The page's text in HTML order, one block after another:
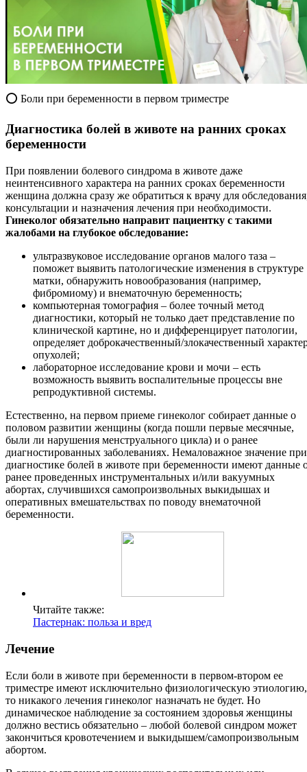
⭕ Боли при беременности в первом триместре
Диагностика болей в животе на ранних сроках
беременности
При появлении болевого синдрома в животе даже
неинтенсивного характера на ранних сроках беременности
женщина должна сразу же обратиться к врачу для
консультации и назначения лечения при необходимости.
Гинеколог обязательно направит пациентку с такими
жалобами на глубокое обследование:
ультразвуковое исследование органов малого таза –
поможет выявить патологические изменения в структуре
матки, обнаружить новообразования (например,
фибромиому) и внематочную беременность;
компьютерная томография – более точный метод
диагностики, который не только дает представление по
клинической картине, но и дифференцирует патологии,
определяет доброкачественный/злокачественный
опухолей;
лабораторное исследование крови и мочи – есть
возможность выявить воспалительные процессы вне
репродуктивной системы.
Естественно, на первом приеме гинеколог собирает данные о
половом развитии женщины (когда пошли первые месячные,
были ли нарушения менструального цикла) и о ранее
диагностированных заболеваниях. Немаловажное значение при
диагностике болей в животе при беременности имеют данные
ранее проведенных инструментальных и/или вакуумных
абортах, случившихся самопроизвольных выкидышах и
оперативных вмешательствах по поводу внематочной
беременности.
Читайте также:
Пастернак: польза и вред
Лечение
Если боли в животе при беременности в первом-втором ее
триместре имеют исключительно физиологическую этиологию,
то никакого лечения гинеколог назначать не будет. Но
динамическое наблюдение за состоянием здоровья женщины
должно вестись обязательно – любой болевой синдром может
закончиться кровотечением и выкидышем/самопроизвольным
абортом.